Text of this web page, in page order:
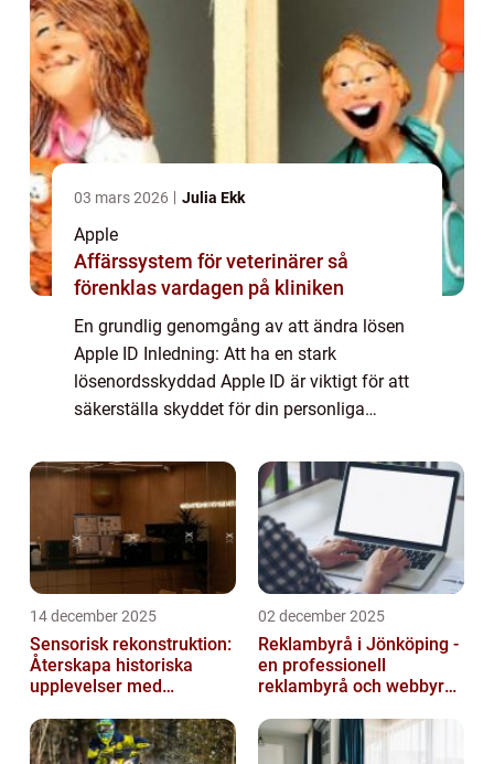
03 mars 2026 Julia Ekk
Apple
Affärssystem för veterinärer så
förenklas vardagen på kliniken
En grundlig genomgång av att ändra lösen
Apple ID Inledning: Att ha en stark
lösenordsskyddad Apple ID är viktigt för att
säkerställa skyddet för din personliga
denna artikel kommer vi att utforska
processe...
14 december 2025
Sensorisk rekonstruktion:
Återskapa historiska
upplevelser med
02 december 2025
Reklambyrå i Jönköping -
en professionell
reklambyrå och webbyrå
kommunikati...